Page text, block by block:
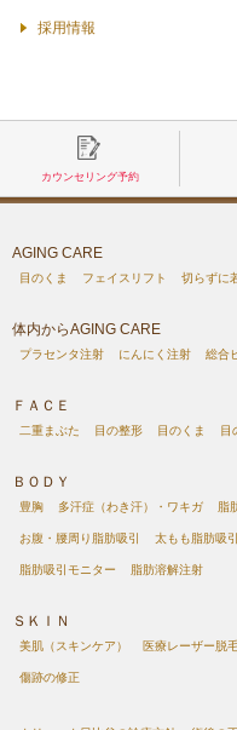
採用情報
カウンセリング予約
AGING CARE
目のくま フェイスリフト 切らずに
体内からAGING CARE
プラセンタ注射 にんにく注射 総合
ＦＡＣＥ
二重まぶた 目の整形 目のくま 目
ＢＯＤＹ
豊胸 多汗症（わき汗）・ワキガ 脂
お腹・腰周り脂肪吸引 太もも脂肪吸引
脂肪吸引モニター 脂肪溶解注射
ＳＫＩＮ
美肌（スキンケア） 医療レーザー脱
傷跡の修正